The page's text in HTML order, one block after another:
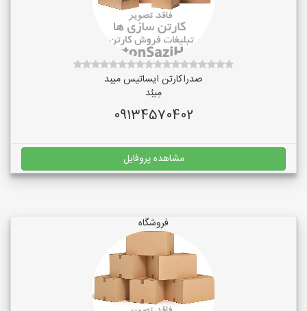
صدراکارتن ایساتیس میبد
مِیبُد
09134570402
مشاهده پروفایل
فروشگاه